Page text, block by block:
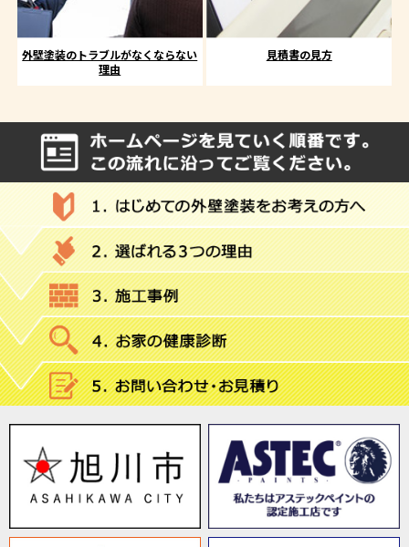
外壁塗装のトラブルがなくならない
理由
見積書の見方